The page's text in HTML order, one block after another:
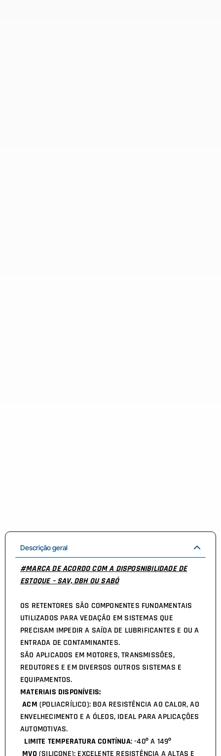
Descrição geral
#MARCA DE ACORDO COM A DISPOSNIBILIDADE DE
ESTOQUE – SAV, DBH OU SABÓ
OS RETENTORES SÃO COMPONENTES FUNDAMENTAIS
UTILIZADOS PARA VEDAÇÃO EM SISTEMAS QUE
PRECISAM IMPEDIR A SAÍDA DE LUBRIFICANTES E OU A
ENTRADA DE CONTAMINANTES.
SÃO APLICADOS EM MOTORES, TRANSMISSÕES,
REDUTORES E EM DIVERSOS OUTROS SISTEMAS E
EQUIPAMENTOS.
MATERIAIS DISPONÍVEIS:
ACM (POLIACRÍLICO): BOA RESISTÊNCIA AO CALOR, AO
ENVELHECIMENTO E A ÓLEOS, IDEAL PARA APLICAÇÕES
AUTOMOTIVAS.
LIMITE TEMPERATURA CONTÍNUA: -40º A 149º